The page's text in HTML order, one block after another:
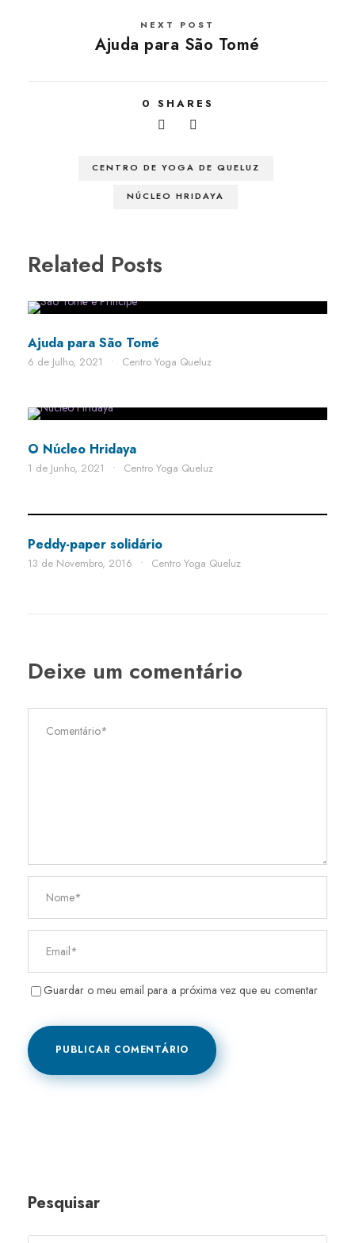
NEXT POST
Ajuda para São Tomé
0 SHARES
CENTRO DE YOGA DE QUELUZ
NÚCLEO HRIDAYA
Related Posts
Ajuda para São Tomé
6 de Julho, 2021 • Centro Yoga Queluz
O Núcleo Hridaya
1 de Junho, 2021 • Centro Yoga Queluz
Peddy-paper solidário
13 de Novembro, 2016 • Centro Yoga Queluz
Deixe um comentário
Guardar o meu email para a próxima vez que eu comentar
Pesquisar